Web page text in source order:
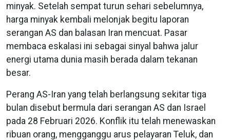
minyak. Setelah sempat turun sehari sebelumnya,
harga minyak kembali melonjak begitu laporan
serangan AS dan balasan Iran mencuat. Pasar
membaca eskalasi ini sebagai sinyal bahwa jalur
energi utama dunia masih berada dalam tekanan
besar.
Perang AS-Iran yang telah berlangsung sekitar tiga
bulan disebut bermula dari serangan AS dan Israel
pada 28 Februari 2026. Konflik itu telah menewaskan
ribuan orang, mengganggu arus pelayaran Teluk, dan